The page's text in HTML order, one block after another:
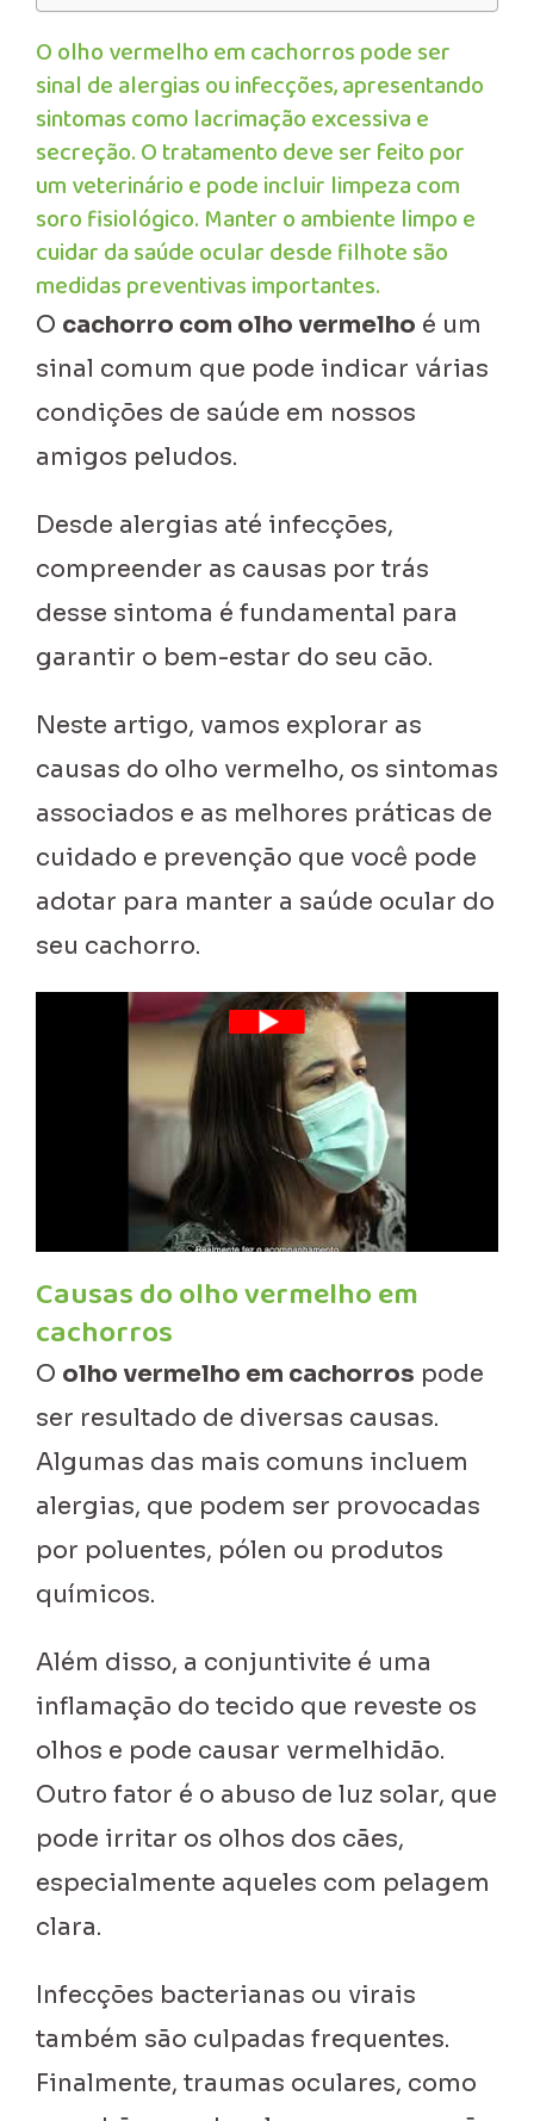
O olho vermelho em cachorros pode ser
sinal de alergias ou infecções, apresentando
sintomas como lacrimação excessiva e
secreção. O tratamento deve ser feito por
um veterinário e pode incluir limpeza com
soro fisiológico. Manter o ambiente limpo e
cuidar da saúde ocular desde filhote são
medidas preventivas importantes.
O cachorro com olho vermelho é um
sinal comum que pode indicar várias
condições de saúde em nossos
amigos peludos.
Desde alergias até infecções,
compreender as causas por trás
desse sintoma é fundamental para
garantir o bem-estar do seu cão.
Neste artigo, vamos explorar as
causas do olho vermelho, os sintomas
associados e as melhores práticas de
cuidado e prevenção que você pode
adotar para manter a saúde ocular do
seu cachorro.
Causas do olho vermelho em
cachorros
O olho vermelho em cachorros pode
ser resultado de diversas causas.
Algumas das mais comuns incluem
alergias, que podem ser provocadas
por poluentes, pólen ou produtos
químicos.
Além disso, a conjuntivite é uma
inflamação do tecido que reveste os
olhos e pode causar vermelhidão.
Outro fator é o abuso de luz solar, que
pode irritar os olhos dos cães,
especialmente aqueles com pelagem
clara.
Infecções bacterianas ou virais
também são culpadas frequentes.
Finalmente, traumas oculares, como